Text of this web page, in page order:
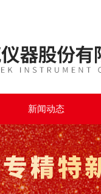
新闻动态